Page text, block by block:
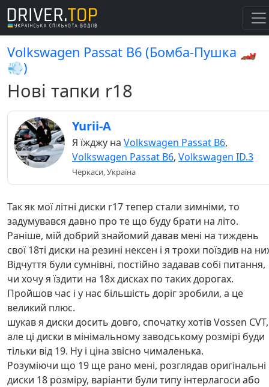
Volkswagen Passat B6 (Бомба-Пушка 🏎️
💨)
Нові тапки r18
Yurii-A
Я їжджу на Volkswagen Passat B6,
Volkswagen Passat B6, Volkswagen ID.3
Черкаси, Україна
Так як мої літні диски r17 тепер стали зимніми, то
задумувався давно про те що буду брати на літо.
Раніше, мій добрий знайомий давав мені на тиждень
свої 18ті диски на резині нексен і я трохи поїздив на
Відчуття були сумнівні, постійно задавав собі питання,
чи хочу я їздити на 18х дисках по таких дорогах.
Пройшов час і у нас більшість доріг зробили, а це
великий плюс.
шукав я диски досить довго, спочатку хотів Vossen CVT,
але ці диски в мінімальному заводському розмірі буди
тільки від 19. Ну і ціна звісно чималенька.
Розуміючи що 19 ще рано мені, розглядав оригінальні
диски 18 розміру, варіанти були типу інтерлагоси або